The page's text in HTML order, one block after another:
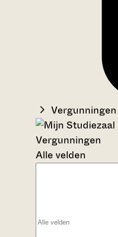
Vergunningen
Vergunningen
Alle velden